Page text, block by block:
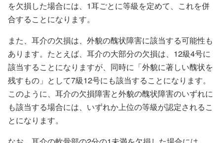
を欠損した場合には、1耳ごとに等級を定めて、これを併
合することになります。
また、耳介の欠損は、外貌の醜状障害に該当する可能性も
あります。たとえば、耳介の大部分の欠損は、12級4号に
該当することになりますが、同時に「外貌に著しい醜状を
残すもの」として7級12号にも該当することになります。
このように、耳介の欠損障害と外貌の醜状障害のいずれに
も該当する場合には、いずれか上位の等級が認定されるこ
とになります。